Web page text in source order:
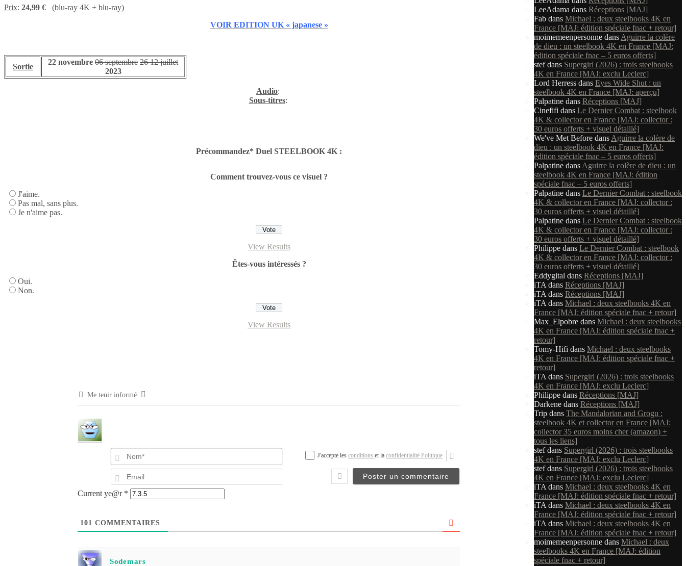
Prix: 24,99 € (blu-ray 4K + blu-ray)
VOIR EDITION UK « japanese »
Sortie
22 novembre 06 septembre 2612juillet
2023
Audio:
Sous-titres:
Précommandez* Duel STEELBOOK 4K :
Comment trouvez-vous ce visuel ?
J'aime.
Pas mal, sans plus.
Je n'aime pas.
View Results
Êtes-vous intéressés ?
Oui.
Non.
View Results
Me tenir informé
Nom*
Email
J'accepte les conditions et la confidentialité Politique
Current ye@r *
101 COMMENTAIRES
Sodemars
LeeAdama dans Réceptions [MAJ]
Fab dans Michael : deux steelbooks 4K en
France [MAJ: édition spéciale fnac + retour]
moimemeenpersonne dans Aguirre la colère
de dieu : un steelbook 4K en France [MAJ:
édition spéciale fnac – 5 euros offerts]
stefdans Supergirl (2026) : trois steelbooks
4K en France [MAJ: exclu Leclerc]
Lord Herress dans Eyes Wide Shut : un
steelbook 4K en France [MAJ: aperçu]
Palpatine dans Réceptions [MAJ]
Cinefifi dans Le Dernier Combat : steelbook
4K & collector en France [MAJ: collector :
30 euros offerts + visuel détaillé]
We've Met Before dans Aguirre la colère de
dieu : un steelbook 4K en France [MAJ:
édition spéciale fnac – 5 euros offerts]
Palpatine dans Aguirre la colère de dieu : un
steelbook 4K en France [MAJ: édition
spéciale fnac – 5 euros offerts]
Palpatine dans Le Dernier Combat : steelbook
4K & collector en France [MAJ: collector :
30 euros offerts + visuel détaillé]
Palpatine dans Le Dernier Combat : steelbook
4K & collector en France [MAJ: collector :
30 euros offerts + visuel détaillé]
Philippe dans Le Dernier Combat : steelbook
4K & collector en France [MAJ: collector :
30 euros offerts + visuel détaillé]
Eddygital dans Réceptions [MAJ]
iTA dans Réceptions [MAJ]
iTA dans Réceptions [MAJ]
iTA dans Michael : deux steelbooks 4K en
France [MAJ: édition spéciale fnac + retour]
Max_Elpobre dans Michael : deux steelbooks
4K en France [MAJ: édition spéciale fnac +
retour]
Tomy-Hifi dans Michael : deux steelbooks
4K en France [MAJ: édition spéciale fnac +
retour]
iTA dans Supergirl (2026) : trois steelbooks
4K en France [MAJ: exclu Leclerc]
Philippe dans Réceptions [MAJ]
Darkene dans Réceptions [MAJ]
Trip dans The Mandalorian and Grogu :
steelbook 4K et collector en France [MAJ:
collector 35 euros moins cher (amazon) +
tous les liens]
stefdans Supergirl (2026) : trois steelbooks
4K en France [MAJ: exclu Leclerc]
stefdans Supergirl (2026) : trois steelbooks
4K en France [MAJ: exclu Leclerc]
iTA dans Michael : deux steelbooks 4K en
France [MAJ: édition spéciale fnac + retour]
iTA dans Michael : deux steelbooks 4K en
France [MAJ: édition spéciale fnac + retour]
iTA dans Michael : deux steelbooks 4K en
France [MAJ: édition spéciale fnac + retour]
moimemeenpersonne dans Michael : deux
steelbooks 4K en France [MAJ: édition
spéciale fnac + retour]